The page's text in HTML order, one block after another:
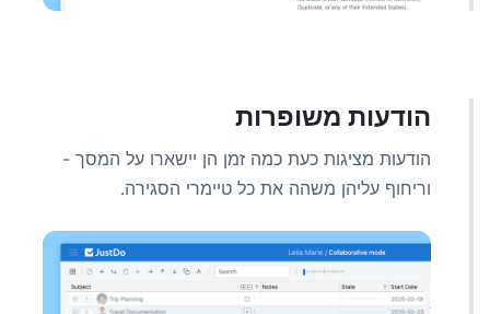
הודעות משופרות
הודעות מציגות כעת כמה זמן הן יישארו על המסך -
וריחוף עליהן משהה את כל טיימרי הסגירה.